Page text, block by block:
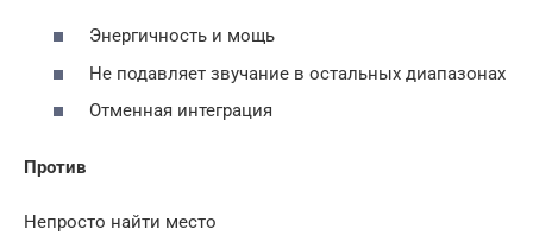
Энергичность и мощь
Не подавляет звучание в остальных диапазонах
Отменная интеграция
Против
Непросто найти место